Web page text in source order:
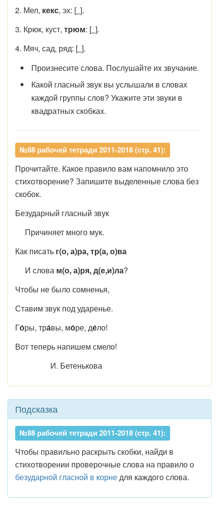
2. Мел, кекс, эх: [ ].
3. Крюк, куст, трюм: [ ].
4. Мяч, сад, ряд: [ ].
Произнесите слова. Послушайте их звучание.
Какой гласный звук вы услышали в словах
каждой группы слов? Укажите эти звуки в
квадратных скобках.
№88 рабочей тетради 2011-2018 (стр. 41):
Прочитайте. Какое правило вам напомнило это
стихотворение? Запишите выделенные слова без
скобок.
Безударный гласный звук
Причиняет много мук.
Как писать г(о, а)ра, тр(а, о)ва
И слова м(о, а)ря, д(е,и)ла?
Чтобы не было сомненья,
Ставим звук под ударенье.
Го́ры, тра́вы, мо́ре, де́ло!
Вот теперь напишем смело!
И. Бетенькова
Подсказка
№88 рабочей тетради 2011-2018 (стр. 41):
Чтобы правильно раскрыть скобки, найди в
стихотворении проверочные слова на правило о
безударной гласной в корнедля каждого слова.